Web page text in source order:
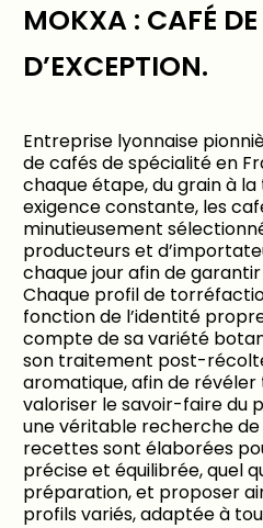
MOKXA : CAFÉ DE
D’EXCEPTION.
Entreprise lyonnaise
de cafés de spécialité en
chaque étape, du grain à la
exigence constante, les
minutieusement
producteurs et
chaque jour afin de
Chaque profil de
fonction de l’identité
compte de sa variété
son traitement post-
aromatique, afin de
valoriser le savoir-faire du
une véritable recherche de
recettes sont élaborées
précise et équilibrée, quel
préparation, et proposer
profils variés, adaptée à